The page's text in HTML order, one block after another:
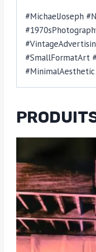
#MichaelJoseph
#SmallFormatArt